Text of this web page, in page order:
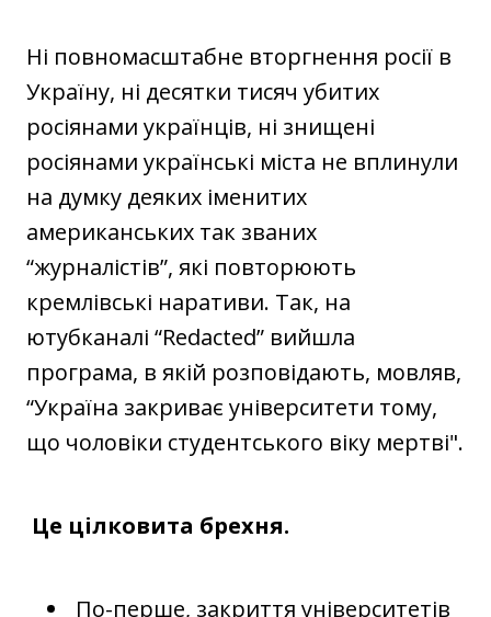
Ні повномасштабне вторгнення росії в
Україну, ні десятки тисяч убитих
росіянами українців, ні знищені
росіянами українські міста не вплинули
на думку деяких іменитих
американських так званих
“журналістів”, які повторюють
кремлівські наративи. Так, на
ютубканалі “Redacted” вийшла
програма, в якій розповідають, мовляв,
“Україна закриває університети тому,
що чоловіки студентського віку мертві".
Це цілковита брехня.
По-перше, закриття університетів